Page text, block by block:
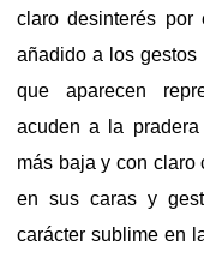
claro desinterés por
añadido a los gestos
que aparecen
acuden a la
más baja y con claro
en sus caras y
carácter sublime en